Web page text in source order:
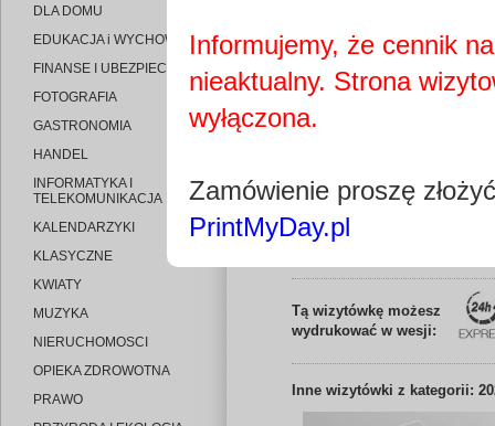
DLA DOMU
EDUKACJA i WYCHOWANIE
FINANSE I UBEZPIECZENIA
FOTOGRAFIA
GASTRONOMIA
HANDEL
INFORMATYKA I
TELEKOMUNIKACJA
KALENDARZYKI
KLASYCZNE
KWIATY
MUZYKA
NIERUCHOMOSCI
OPIEKA ZDROWOTNA
PRAWO
Edytuj
Tą wizytówkę możesz
wydrukować w wesji:
Inne wizytówki z kategorii:
Informujemy, że cennik
nieaktualny. Strona
wyłączona.
Zamówienie proszę
PrintMyDay.pl